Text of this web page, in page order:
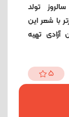
تولد
با شعر این
آزادی تهیه
5